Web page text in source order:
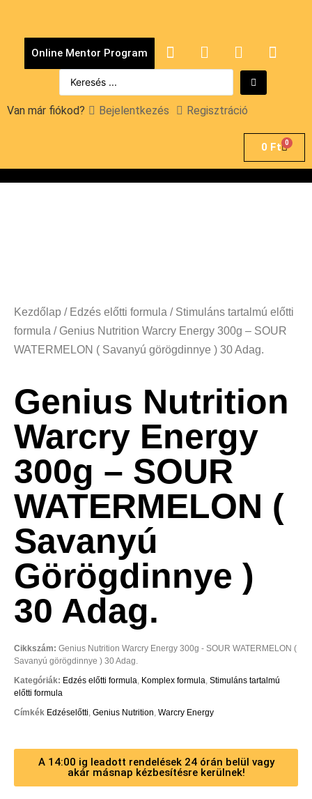
Online Mentor Program
Van már fiókod? Bejelentkezés Regisztráció
0 Ft 0
Kezdőlap / Edzés előtti formula / Stimuláns tartalmú előtti
formula / Genius Nutrition Warcry Energy 300g – SOUR
WATERMELON ( Savanyú görögdinnye ) 30 Adag.
Genius Nutrition
Warcry Energy
300g – SOUR
WATERMELON (
Savanyú
Görögdinnye )
30 Adag.
Cikkszám: Genius Nutrition Warcry Energy 300g - SOUR WATERMELON (
Savanyú görögdinnye ) 30 Adag.
Kategóriák: Edzés előtti formula, Komplex formula, Stimuláns tartalmú
előtti formula
Címkék Edzéselőtti, Genius Nutrition, Warcry Energy
A 14:00 ig leadott rendelések 24 órán belül vagy
akár másnap kézbesítésre kerülnek!